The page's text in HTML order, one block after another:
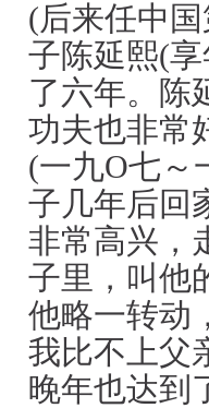
(后来任中
子陈延熙(
了六年。陈
功夫也非常
(一九O七～
子几年后回
非常高兴，
子里，叫他
他略一转动
我比不上父
晚年也达到